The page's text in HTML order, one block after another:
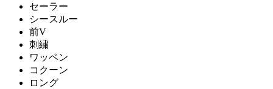
セーラー
シースルー
前V
刺繍
ワッペン
コクーン
ロング